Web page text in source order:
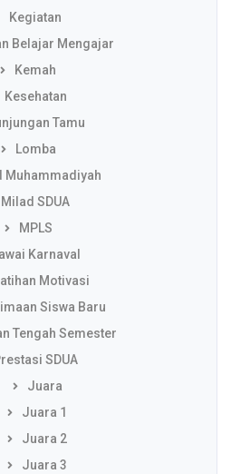
Kegiatan
Belajar Mengajar
Kemah
Kesehatan
Tamu
Lomba
Muhammadiyah
Milad SDUA
MPLS
Karnaval
Motivasi
Siswa Baru
Tengah Semester
SDUA
Juara
Juara 1
Juara 2
Juara 3